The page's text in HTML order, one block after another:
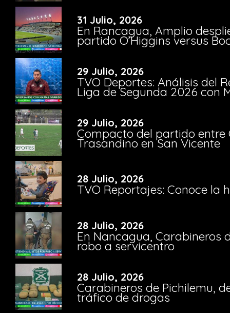
31 Julio, 2026
En Rancagua, Amplio
partido O’Higgins versus
29 Julio, 2026
TVO Deportes: Análisis del
Liga de Segunda 2026 con
29 Julio, 2026
Compacto del partido entre
Trasandino en San Vicente
28 Julio, 2026
TVO Reportajes: Conoce la
28 Julio, 2026
En Nancagua, Carabineros
robo a servicentro
28 Julio, 2026
Carabineros de Pichilemu,
tráfico de drogas